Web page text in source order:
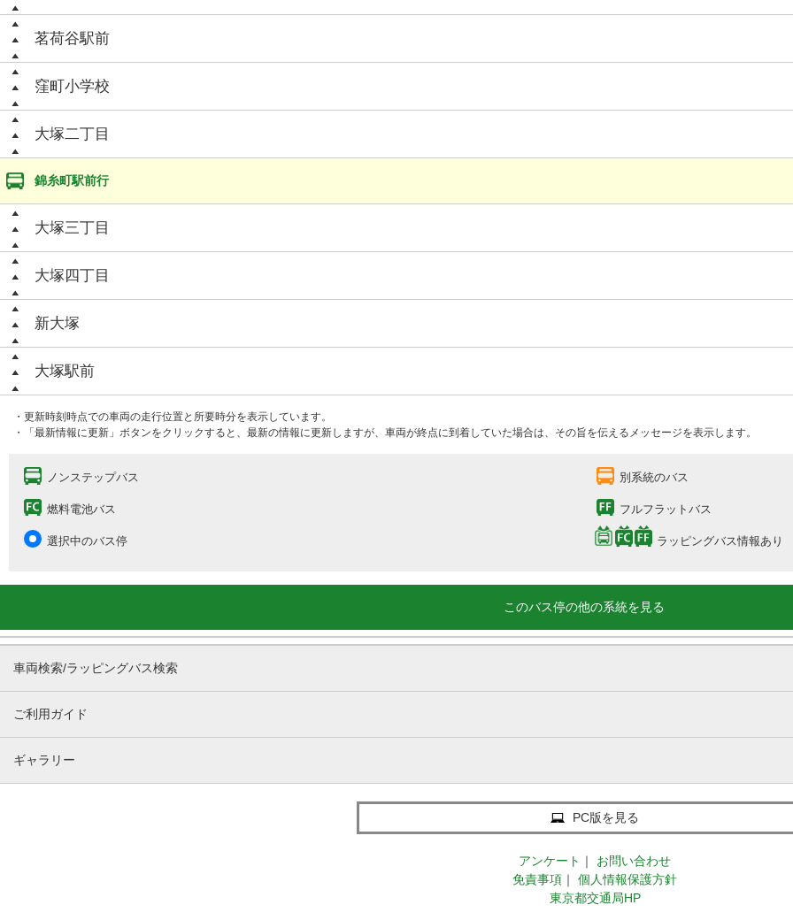
茗荷谷駅前
窪町小学校
大塚二丁目
錦糸町駅前行
大塚三丁目
大塚四丁目
新大塚
大塚駅前
・更新時刻時点での車両の走行位置と所要時分を表示しています。
・「最新情報に更新」ボタンをクリックすると、最新の情報に更新しますが、車両が終点に到着していた場合は、その旨を伝えるメッセージを表示します。
ノンステップバス 別系統のバス
燃料電池バス フルフラットバス
選択中のバス停 ラッピングバス情報あり
このバス停の他の系統を見る
車両検索/ラッピングバス検索
ご利用ガイド
ギャラリー
PC版を見る
アンケート ｜
お問い合わせ
免責事項 ｜
個人情報保護方針
東京都交通局HP